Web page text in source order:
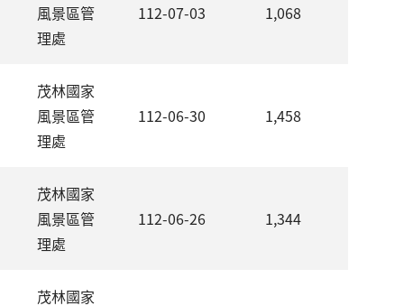
風景區管
理處
112-07-03 1,068
茂林國家
風景區管
理處
112-06-30 1,458
茂林國家
風景區管
理處
112-06-26 1,344
茂林國家